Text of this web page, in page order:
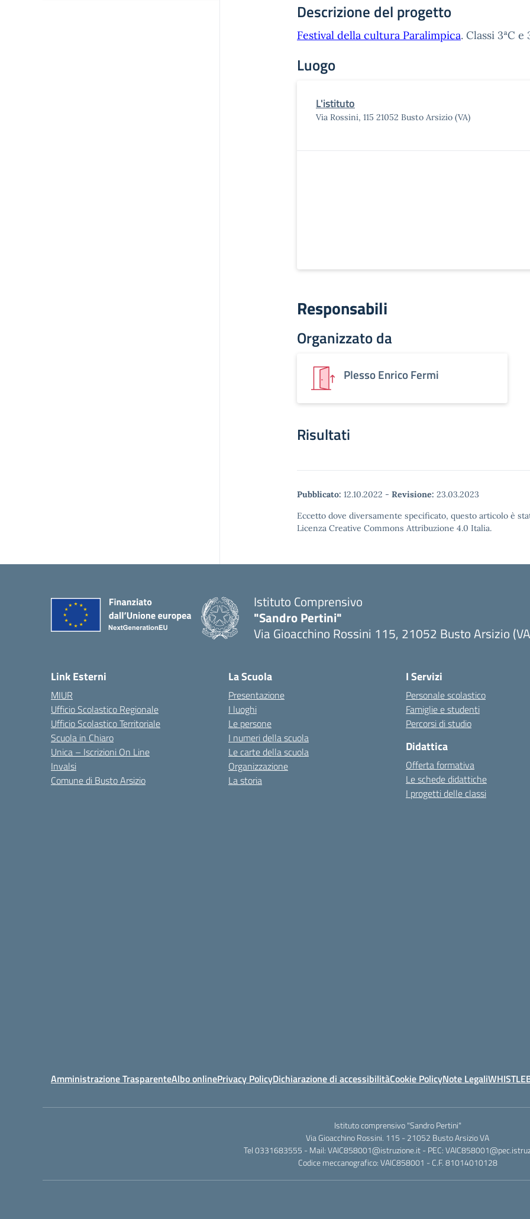
Descrizione del progetto
Festival della cultura Paralimpica. Classi 3ªC e
Luogo
L'istituto
Via Rossini, 115 21052 Busto Arsizio (VA)
Responsabili
Organizzato da
Plesso Enrico Fermi
Risultati
Pubblicato: 12.10.2022 - Revisione: 23.03.2023
Eccetto dove diversamente specificato, questo articolo è
Licenza Creative Commons Attribuzione 4.0 Italia.
Istituto Comprensivo
"Sandro Pertini"
Via Gioacchino Rossini 115, 21052 Busto Arsizio
Link Esterni
MIUR
Ufficio Scolastico Regionale
Ufficio Scolastico Territoriale
Scuola in Chiaro
Unica – Iscrizioni On Line
Invalsi
Comune di Busto Arsizio
La Scuola
Presentazione
I luoghi
Le persone
I numeri della scuola
Le carte della scuola
Organizzazione
La storia
I Servizi
Personale scolastico
Famiglie e studenti
Percorsi di studio
Didattica
Offerta formativa
Le schede didattiche
I progetti delle classi
Amministrazione TrasparenteAlbo onlinePrivacy PolicyDichiarazione di accessibilitàCookie PolicyNote Legali
Istituto comprensivo "Sandro Pertini"
Via Gioacchino Rossini. 115 - 21052 Busto Arsizio VA
Tel 0331683555 - Mail: VAIC858001@istruzione.it - PEC:
Codice meccanografico: VAIC858001 - C.F. 81014010128